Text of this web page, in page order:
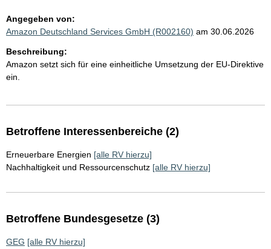
Angegeben von:
Amazon Deutschland Services GmbH (R002160) am 30.06.2026
Beschreibung:
Amazon setzt sich für eine einheitliche Umsetzung der EU-Direktive
ein.
Betroffene Interessenbereiche (2)
Erneuerbare Energien [alle RV hierzu]
Nachhaltigkeit und Ressourcenschutz [alle RV hierzu]
Betroffene Bundesgesetze (3)
GEG [alle RV hierzu]